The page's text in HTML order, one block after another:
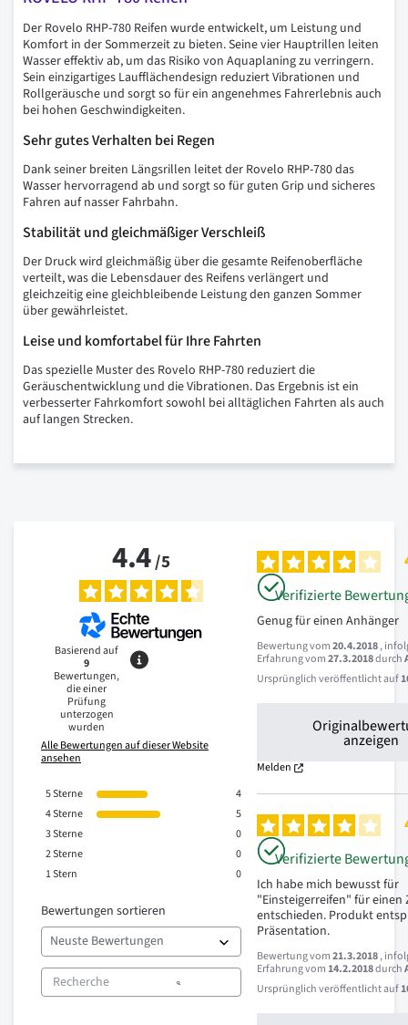
Der Rovelo RHP-780 Reifen wurde entwickelt, um Leistung und
Komfort in der Sommerzeit zu bieten. Seine vier Hauptrillen leiten
Wasser effektiv ab, um das Risiko von Aquaplaning zu verringern.
Sein einzigartiges Laufflächendesign reduziert Vibrationen und
Rollgeräusche und sorgt so für ein angenehmes Fahrerlebnis auch
bei hohen Geschwindigkeiten.
Sehr gutes Verhalten bei Regen
Dank seiner breiten Längsrillen leitet der Rovelo RHP-780 das
Wasser hervorragend ab und sorgt so für guten Grip und sicheres
Fahren auf nasser Fahrbahn.
Stabilität und gleichmäßiger Verschleiß
Der Druck wird gleichmäßig über die gesamte Reifenoberfläche
verteilt, was die Lebensdauer des Reifens verlängert und
gleichzeitig eine gleichbleibende Leistung den ganzen Sommer
über gewährleistet.
Leise und komfortabel für Ihre Fahrten
Das spezielle Muster des Rovelo RHP-780 reduziert die
Geräuschentwicklung und die Vibrationen. Das Ergebnis ist ein
verbesserter Fahrkomfort sowohl bei alltäglichen Fahrten als auch
auf langen Strecken.
4.4/5
Basierend auf
9
Bewertungen,
die einer
Prüfung
unterzogen
wurden
Alle Bewertungen auf dieser Website
ansehen
5Sterne
4
4Sterne
5
3Sterne
0
2Sterne
0
1Stern 0
Bewertungen sortieren
Verifizierte
Genug für einen Anhänger
Bewertung vom20.4.2018,
Erfahrung vom27.3.2018durch
Ursprünglich veröffentlicht auf
anzeigen
Melden
Verifizierte
Ich habe mich bewusst für
"Einsteigerreifen" für einen
entschieden. Produkt
Präsentation.
Bewertung vom21.3.2018,
Erfahrung vom14.2.2018durch
Ursprünglich veröffentlicht auf